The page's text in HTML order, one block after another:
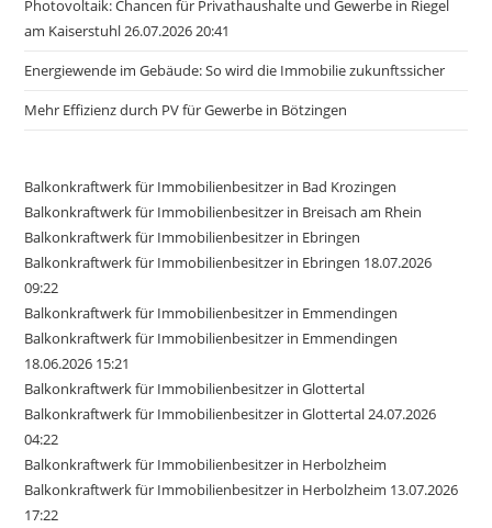
Photovoltaik: Chancen für Privathaushalte und Gewerbe in Riegel
am Kaiserstuhl 26.07.2026 20:41
Energiewende im Gebäude: So wird die Immobilie zukunftssicher
Mehr Effizienz durch PV für Gewerbe in Bötzingen
Balkonkraftwerk für Immobilienbesitzer in Bad Krozingen
Balkonkraftwerk für Immobilienbesitzer in Breisach am Rhein
Balkonkraftwerk für Immobilienbesitzer in Ebringen
Balkonkraftwerk für Immobilienbesitzer in Ebringen 18.07.2026
09:22
Balkonkraftwerk für Immobilienbesitzer in Emmendingen
Balkonkraftwerk für Immobilienbesitzer in Emmendingen
18.06.2026 15:21
Balkonkraftwerk für Immobilienbesitzer in Glottertal
Balkonkraftwerk für Immobilienbesitzer in Glottertal 24.07.2026
04:22
Balkonkraftwerk für Immobilienbesitzer in Herbolzheim
Balkonkraftwerk für Immobilienbesitzer in Herbolzheim 13.07.2026
17:22